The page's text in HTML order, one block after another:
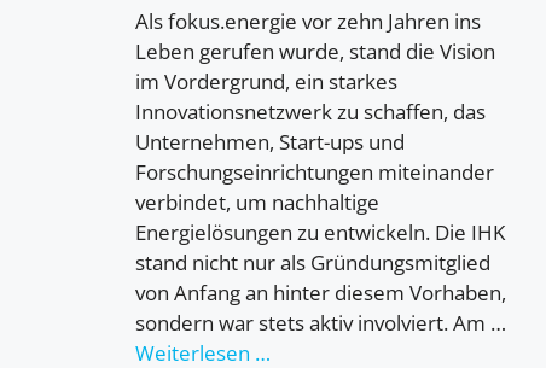
Als fokus.energie vor zehn Jahren ins
Leben gerufen wurde, stand die Vision
im Vordergrund, ein starkes
Innovationsnetzwerk zu schaffen, das
Unternehmen, Start-ups und
Forschungseinrichtungen miteinander
verbindet, um nachhaltige
Energielösungen zu entwickeln. Die IHK
stand nicht nur als Gründungsmitglied
von Anfang an hinter diesem Vorhaben,
sondern war stets aktiv involviert. Am …
Weiterlesen …